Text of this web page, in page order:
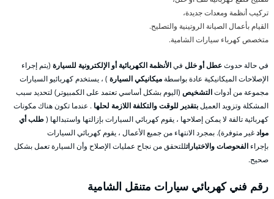
تركيب أنظمة ومعدات جديدة،
القيام بأعمال الصيانة الروتينية والتصليح.
متخصص كهرباء سيارات الشامية.
في حالة حدوثعطل أو خلل فيالأنظمة الكهربائية أو الإلكترونية للسيارة (يتم إجراء
الإصلاحات الميكانيكية عادة بواسطةميكانيكي السيارة ) ، يستخدم كهربائيو السيارات
مجموعة من أدواتالتشخيص (اليوم بشكل أساسي تعتمد على الكمبيوتر) لتحديد سبب
المشكلة وتزويد العميلبتقدير للوقت والتكلفة اللازمة لحلها . عندما تكون هناك مكونات
كهربائية تالفة لا يمكن إصلاحها ، يقوم كهربائي السيارات بإزالتها واستبدالها (طلب أي
موادغير متوفرة). بمجرد الانتهاء من جميع الأعمال ، يقوم كهربائي السيارات
بإجراء الفحوصات والاختباراتللتحقق من نجاح عمليات الإصلاح وأن السيارة تعمل بشكل
صحيح.
رقم فني كهربائي سيارات متنقل الشامية